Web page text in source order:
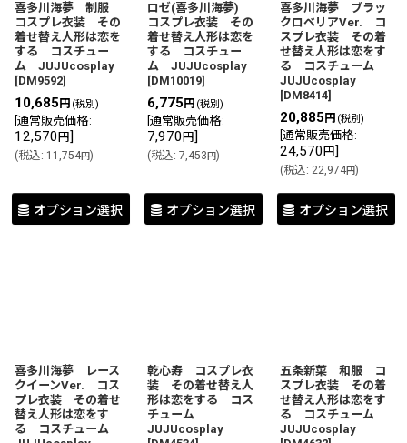
喜多川海夢 制服
コスプレ衣装 その
着せ替え人形は恋を
する コスチュー
ム JUJUcosplay
[DM9592]
10,685 円 (税別)
通常販売価格:
12,570 円]
(税込: 11,754円)
オプション選択
ロゼ(喜多川海夢)
コスプレ衣装 その
着せ替え人形は恋を
する コスチュー
ム JUJUcosplay
[DM10019]
6,775 円 (税別)
通常販売価格:
7,970 円]
(税込: 7,453円)
オプション選択
喜多川海夢 ブラッ
クロベリアVer. コ
スプレ衣装 その着
せ替え人形は恋をす
る コスチューム
JUJUcosplay
[DM8414]
20,885 円 (税別)
通常販売価格:
24,570 円]
(税込: 22,974円)
オプション選択
喜多川海夢 レース
クイーンVer. コス
プレ衣装 その着せ
替え人形は恋をす
る コスチューム
乾心寿 コスプレ衣
装 その着せ替え人
形は恋をする コス
チューム
JUJUcosplay
五条新菜 和服 コ
スプレ衣装 その着
せ替え人形は恋をす
る コスチューム
JUJUcosplay